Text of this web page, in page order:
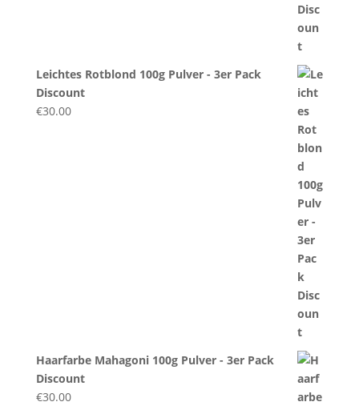
Leichtes Rotblond 100g Pulver - 3er Pack
Discount
€30.00
Haarfarbe Mahagoni 100g Pulver - 3er Pack
Discount
€30.00